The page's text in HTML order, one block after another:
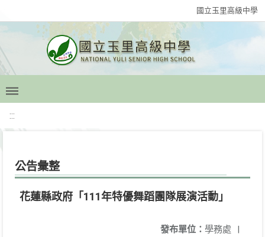
國立玉里高級中學
:::
公告彙整
花蓮縣政府「111年特優舞蹈團隊展演活動」
發布單位： 學務處 |